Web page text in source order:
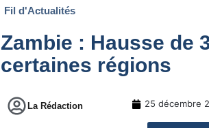
Fil d'Actualités
Zambie : Hausse de
certaines régions
La Rédaction 25 décembre